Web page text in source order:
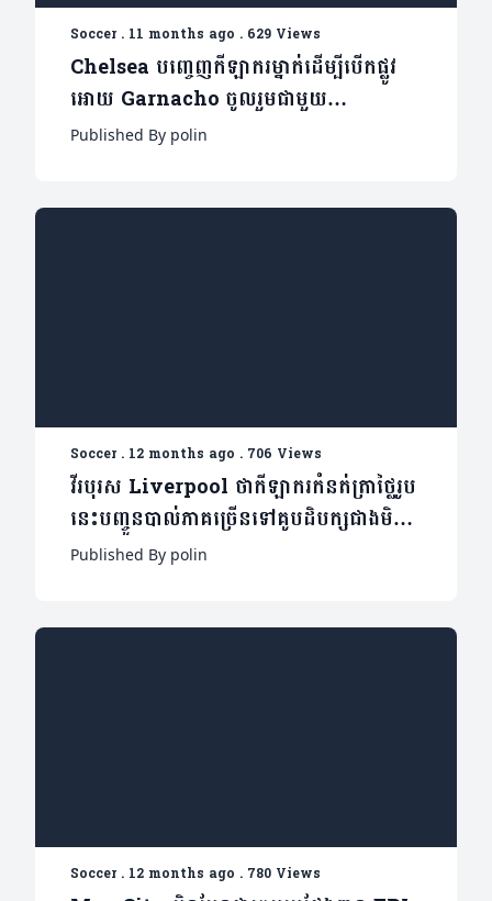
Soccer. 11 months ago . 629 Views
Chelsea បញ្ចេញកីឡាករម្នាក់ដើម្បីបើកផ្លូវ
អោយ Garnacho ចូលរួមជាមួយ
ពួកគេ(មាន២វីឌេអូ)
Published By polin
Soccer. 12 months ago . 706 Views
វីរបុរស Liverpool ថាកីឡាករកំនត់ត្រាថ្លៃរូប
នេះបញ្ចូនបាល់ភាគច្រើនទៅគូបដិបក្សជាងមិត្ត
រួមក្រុម(ម
Published By polin
Soccer. 12 months ago . 780 Views